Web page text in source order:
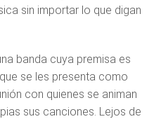
sin importar lo que digan
banda cuya premisa es
se les presenta como
con quienes se animan
sus canciones. Lejos de